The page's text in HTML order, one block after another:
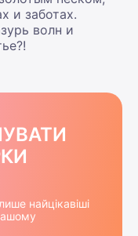
и заботах.
волн и
найцікавіші